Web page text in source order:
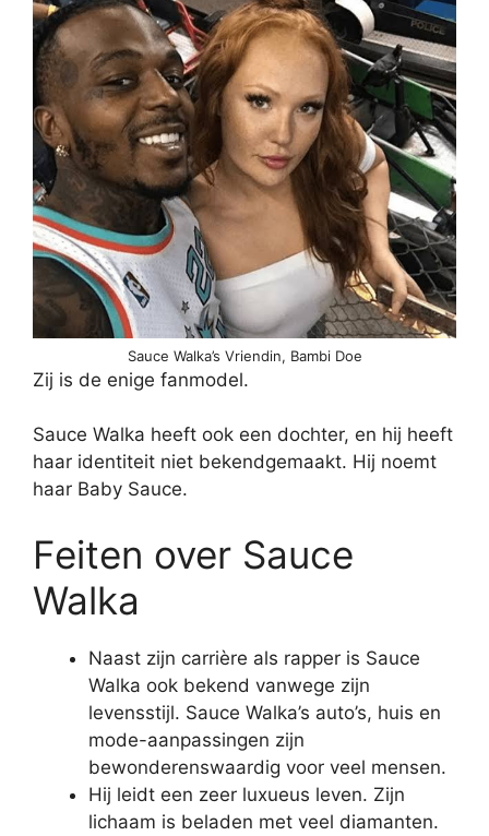
Sauce Walka’s Vriendin, Bambi Doe
Zij is de enige fanmodel.
Sauce Walka heeft ook een dochter, en hij heeft
haar identiteit niet bekendgemaakt. Hij noemt
haar Baby Sauce.
Feiten over Sauce
Walka
Naast zijn carrière als rapper is Sauce
Walka ook bekend vanwege zijn
levensstijl. Sauce Walka’s auto’s, huis en
mode-aanpassingen zijn
bewonderenswaardig voor veel mensen.
Hij leidt een zeer luxueus leven. Zijn
lichaam is beladen met veel diamanten.